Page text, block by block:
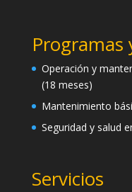
Programas
Operación y
(18 meses)
Mantenimiento
Seguridad y salud
Servicios